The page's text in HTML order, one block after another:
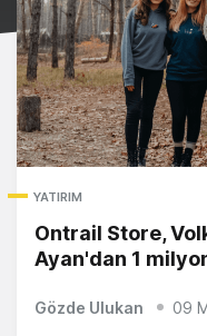
YATIRIM
Ontrail Store,
Ayan'dan 1
Gözde Ulukan 09